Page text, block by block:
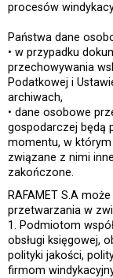
procesów
Państwa dane
• w przypadku
przechowywania
Podatkowej i
archiwach,
• dane osobowe
gospodarczej będą
momentu, w
związane z nimi
zakończone.
RAFAMET S.A
przetwarzania w
1. Podmiotom
obsługi księgowej,
polityki jakości,
firmom